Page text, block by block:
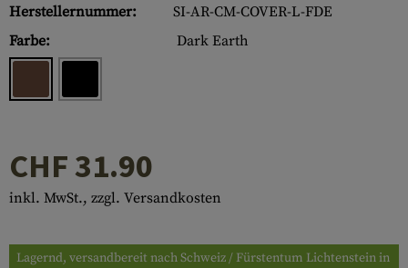
Herstellernummer:
SI-AR-CM-COVER-L-FDE
Farbe:
Dark Earth
CHF 31.90
inkl. MwSt., zzgl. Versandkosten
Lagernd, versandbereit nach Schweiz / Fürstentum Lichtenstein in